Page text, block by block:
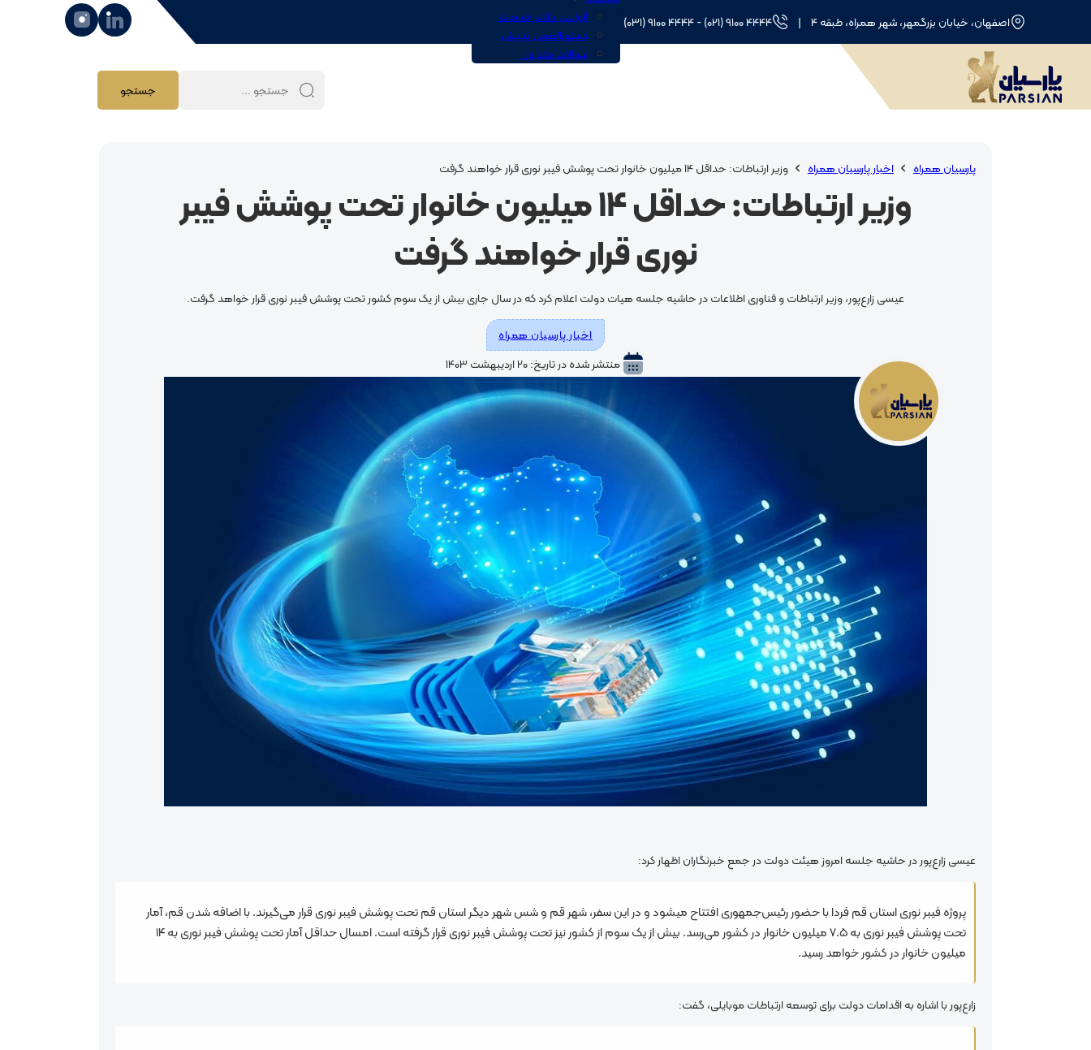
اصفهان، خیابان بزرگمهر، شهر همراه، طبقه 4 | ۴۴۴۴ ۹۱۰۰ (۰۲۱) - ۴۴۴۴ ۹۱۰۰ (۰۳۱)
قوانین دفاتر خدمات
دستورالعمل پذیرش
سوالات متداول
جستجو ...
جستجو
پارسیان همراه اخبار پارسیان همراه وزیر ارتباطات: حداقل 14 میلیون خانوار تحت پوشش فیبر نوری قرار خواهند گرفت
وزیر ارتباطات: حداقل 14 میلیون خانوار تحت پوشش فیبر
نوری قرار خواهند گرفت
عیسی زارع‌پور، وزیر ارتباطات و فناوری اطلاعات در حاشیه جلسه هیات دولت اعلام کرد که در سال جاری بیش از یک سوم کشور تحت پوشش فیبر نوری قرار خواهد گرفت.
اخبار پارسیان همراه
منتشر شده در تاریخ: ۲۰ اردیبهشت ۱۴۰۳
عیسی زارع‌پور در حاشیه جلسه امروز هیئت دولت در جمع خبرنگاران اظهار کرد:
پروژه فیبر نوری استان قم فردا با حضور رئیس‌جمهوری افتتاح می‎شود و در این سفر، شهر قم و شس شهر دیگر استان قم تحت پوشش فیبر نوری قرار می‌گیرند. با اضافه شدن قم، آمار
تحت پوشش فیبر نوری به ۷.۵ میلیون خانوار در کشور می‌رسد. بیش از یک سوم از کشور نیز تحت پوشش فیبر نوری قرار گرفته است. امسال حداقل آمار تحت پوشش فیبر نوری به ۱۴
میلیون خانوار در کشور خواهد رسید.
زارع‌پور با اشاره به اقدامات دولت برای توسعه ارتباطات موبایلی، گفت: